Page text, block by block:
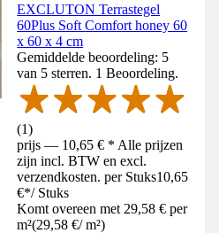
EXCLUTON Terrastegel
60Plus Soft Comfort honey 60
x 60 x 4 cm
Gemiddelde beoordeling: 5
van 5 sterren. 1 Beoordeling.
(1)
prijs — 10,65 € * Alle prijzen
zijn incl. BTW en excl.
verzendkosten. per Stuks10,65
€*/ Stuks
Komt overeen met 29,58 € per
m²(29,58 €/ m²)